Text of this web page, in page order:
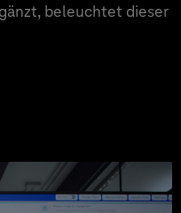
beleuchtet dieser